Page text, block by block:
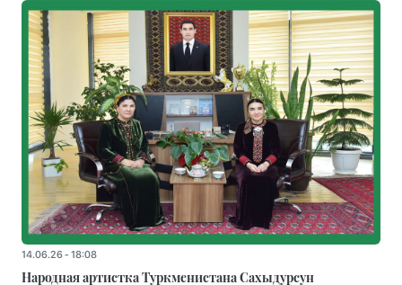
14.06.26 - 18:08
Народная артистка Туркменистана Сахыдурсун